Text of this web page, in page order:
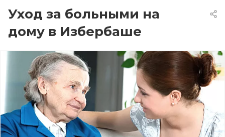
Уход за больными на
дому в Избербаше